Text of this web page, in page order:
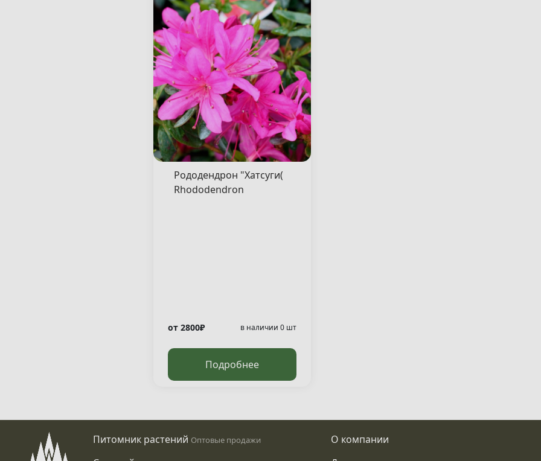
Рододендрон "Хатсуги(
Rhododendron
от 2800₽ в наличии 0 шт
Подробнее
Питомник растений Оптовые продажи
О компании